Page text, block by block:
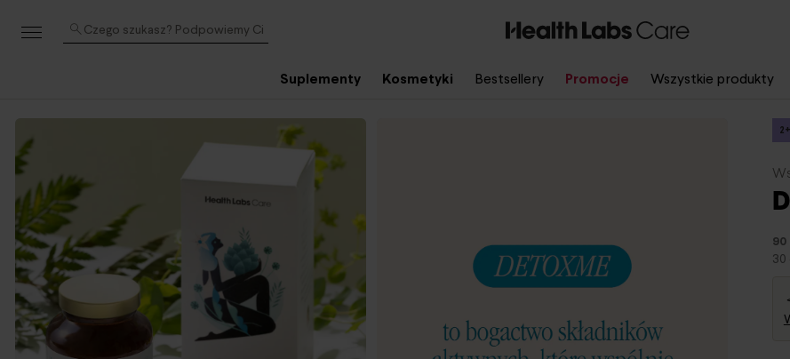
Czego szukasz? Podpowiemy Ci
Suplementy Kosmetyki Bestsellery Promocje Wszystkie produkty
90
30